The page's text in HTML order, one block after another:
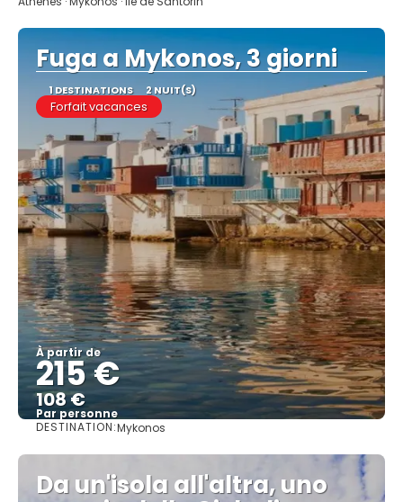
Fuga a Mykonos, 3 giorni
1 DESTINATIONS 2 NUIT(S)
Forfait vacances
À partir de
215 €
108 €
Par personne
DESTINATION:Mykonos
Da un'isola all'altra, uno